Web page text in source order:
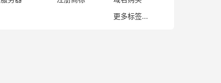
更多标签...